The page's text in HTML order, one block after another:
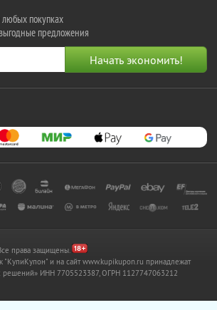
покупках
предложения
права защищены.
"КупиКупон" и на сайт www.kupikupon.ru принадлежат
решений» ИНН 7705523387, ОГРН 1127747063212